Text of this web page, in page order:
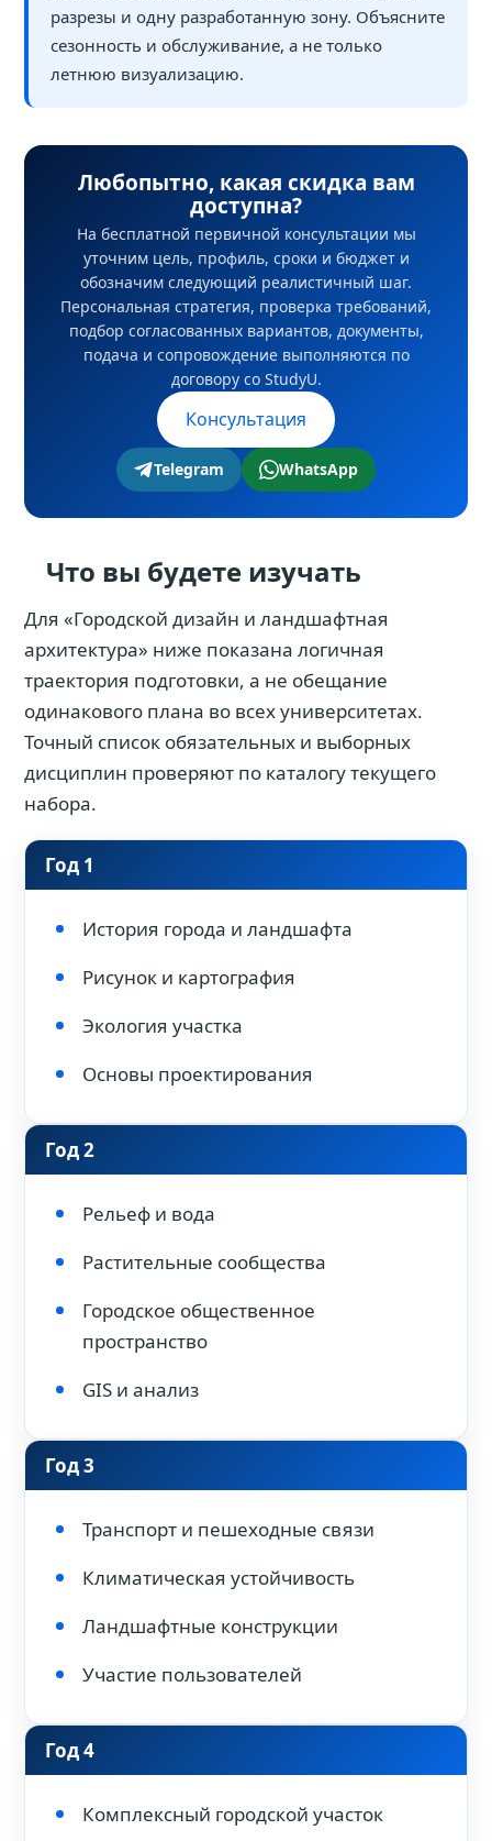
разрезы и одну разработанную зону. Объясните
сезонность и обслуживание, а не только
летнюю визуализацию.
Любопытно, какая скидка вам
доступна?
На бесплатной первичной консультации мы
уточним цель, профиль, сроки и бюджет и
обозначим следующий реалистичный шаг.
Персональная стратегия, проверка требований,
подбор согласованных вариантов, документы,
подача и сопровождение выполняются по
договору со StudyU.
Консультация
Telegram WhatsApp
Что вы будете изучать
Для «Городской дизайн и ландшафтная
архитектура» ниже показана логичная
траектория подготовки, а не обещание
одинакового плана во всех университетах.
Точный список обязательных и выборных
дисциплин проверяют по каталогу текущего
набора.
Год 1
История города и ландшафта
Рисунок и картография
Экология участка
Основы проектирования
Год 2
Рельеф и вода
Растительные сообщества
Городское общественное
пространство
GIS и анализ
Год 3
Транспорт и пешеходные связи
Климатическая устойчивость
Ландшафтные конструкции
Участие пользователей
Год 4
Комплексный городской участок